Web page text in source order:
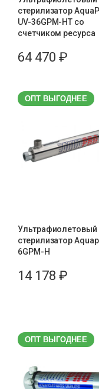
стерилизатор
UV-36GPM-HT со
счетчиком ресурса
64 470 ₽
ОПТ ВЫГОДНЕЕ
Ультрафиолетовый
стерилизатор
6GPM-H
14 178 ₽
ОПТ ВЫГОДНЕЕ